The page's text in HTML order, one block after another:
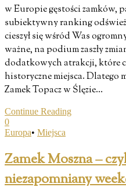
w Europie gęstości zamków,
subiektywny ranking
cieszył się wśród Was
ważne, na podium zaszły
dodatkowych atrakcji, które
historyczne miejsca. Dlatego
Zamek Topacz w Ślęzie…
Continue Reading
0
Europa• Miejsca
Zamek Moszna –
niezapomniany